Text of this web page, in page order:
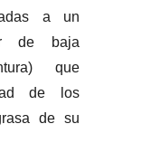
a un
de baja
que
de los
de su